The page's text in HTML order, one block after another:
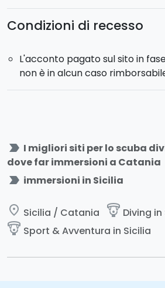
Condizioni di recesso
L'acconto pagato sul sito in
non è in alcun caso
label_important I migliori siti per lo scuba
dove far immersioni a Catania
label_important immersioni in Sicilia
place Sicilia / Catania paragliding Diving in
paragliding Sport & Avventura in Sicilia